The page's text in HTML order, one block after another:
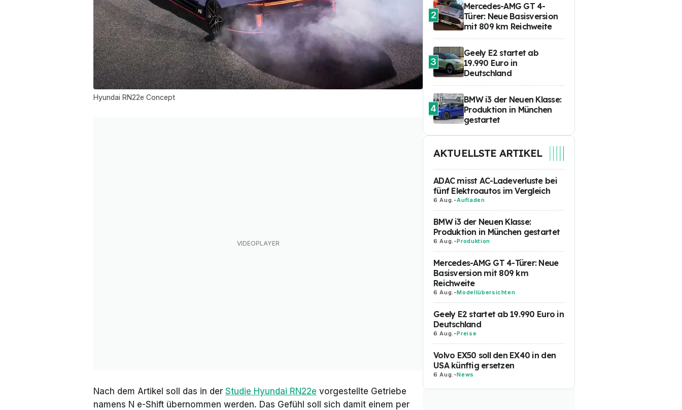
Hyundai RN22e Concept
Nach dem Artikel soll das in der Studie Hyundai RN22e vorgestellte Getriebe
namens N e-Shift übernommen werden. Das Gefühl soll sich damit einem per
2
Mercedes-AMG GT 4-
Türer: Neue Basisversion
mit 809 km Reichweite
3
Geely E2 startet ab
19.990 Euro in
Deutschland
4
BMW i3 der Neuen Klasse:
Produktion in München
gestartet
AKTUELLSTE ARTIKEL
ADAC misst AC-Ladeverluste bei
fünf Elektroautos im Vergleich
6 Aug. -Aufladen
BMW i3 der Neuen Klasse:
Produktion in München gestartet
6 Aug. -Produktion
Mercedes-AMG GT 4-Türer: Neue
Basisversion mit 809 km
Reichweite
6 Aug. -Modellübersichten
Geely E2 startet ab 19.990 Euro in
Deutschland
6 Aug. -Preise
Volvo EX50 soll den EX40 in den
USA künftig ersetzen
6 Aug. -News